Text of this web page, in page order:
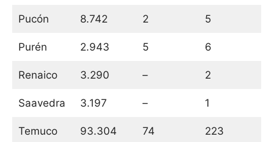
Pucón 8.742 2 5
Purén 2.943 5 6
Renaico 3.290 – 2
Saavedra 3.197 – 1
Temuco 93.304 74 223